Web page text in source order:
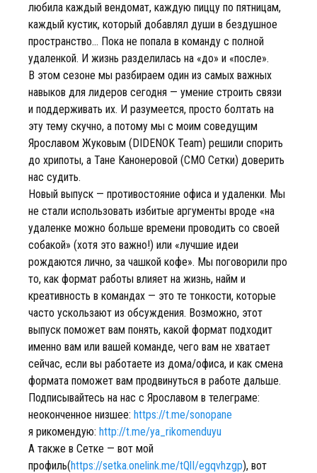
любила каждый вендомат, каждую пиццу по пятницам,
каждый кустик, который добавлял души в бездушное
пространство... Пока не попала в команду с полной
удаленкой. И жизнь разделилась на «до» и «после».
В этом сезоне мы разбираем один из самых важных
навыков для лидеров сегодня — умение строить связи
и поддерживать их. И разумеется, просто болтать на
эту тему скучно, а потому мы с моим соведущим
Ярославом Жуковым (DIDENOK Team) решили спорить
до хрипоты, а Тане Канонеровой (CMO Сетки) доверить
нас судить.
Новый выпуск — противостояние офиса и удаленки. Мы
не стали использовать избитые аргументы вроде «на
удаленке можно больше времени проводить со своей
собакой» (хотя это важно!) или «лучшие идеи
рождаются лично, за чашкой кофе». Мы поговорили про
то, как формат работы влияет на жизнь, найм и
креативность в командах — это те тонкости, которые
часто ускользают из обсуждения. Возможно, этот
выпуск поможет вам понять, какой формат подходит
именно вам или вашей команде, чего вам не хватает
сейчас, если вы работаете из дома/офиса, и как смена
формата поможет вам продвинуться в работе дальше.
Подписывайтесь на нас с Ярославом в телеграме:
неоконченное низшее: https://t.me/sonopane
я рикомендую: http://t.me/ya_rikomenduyu
А также в Сетке — вот мой
профиль(https://setka.onelink.me/tQlI/egqvhzgp), вот